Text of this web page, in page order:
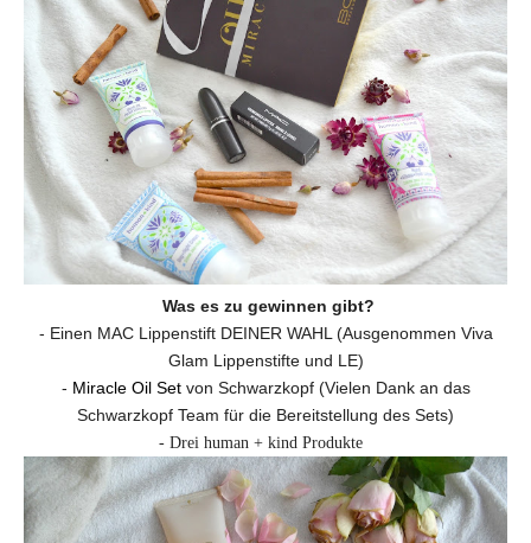
Was es zu gewinnen gibt?
- Einen MAC Lippenstift DEINER WAHL (Ausgenommen Viva
Glam Lippenstifte und LE)
- Miracle Oil Setvon Schwarzkopf (Vielen Dank an das
Schwarzkopf Team für die Bereitstellung des Sets)
- Drei human + kind Produkte